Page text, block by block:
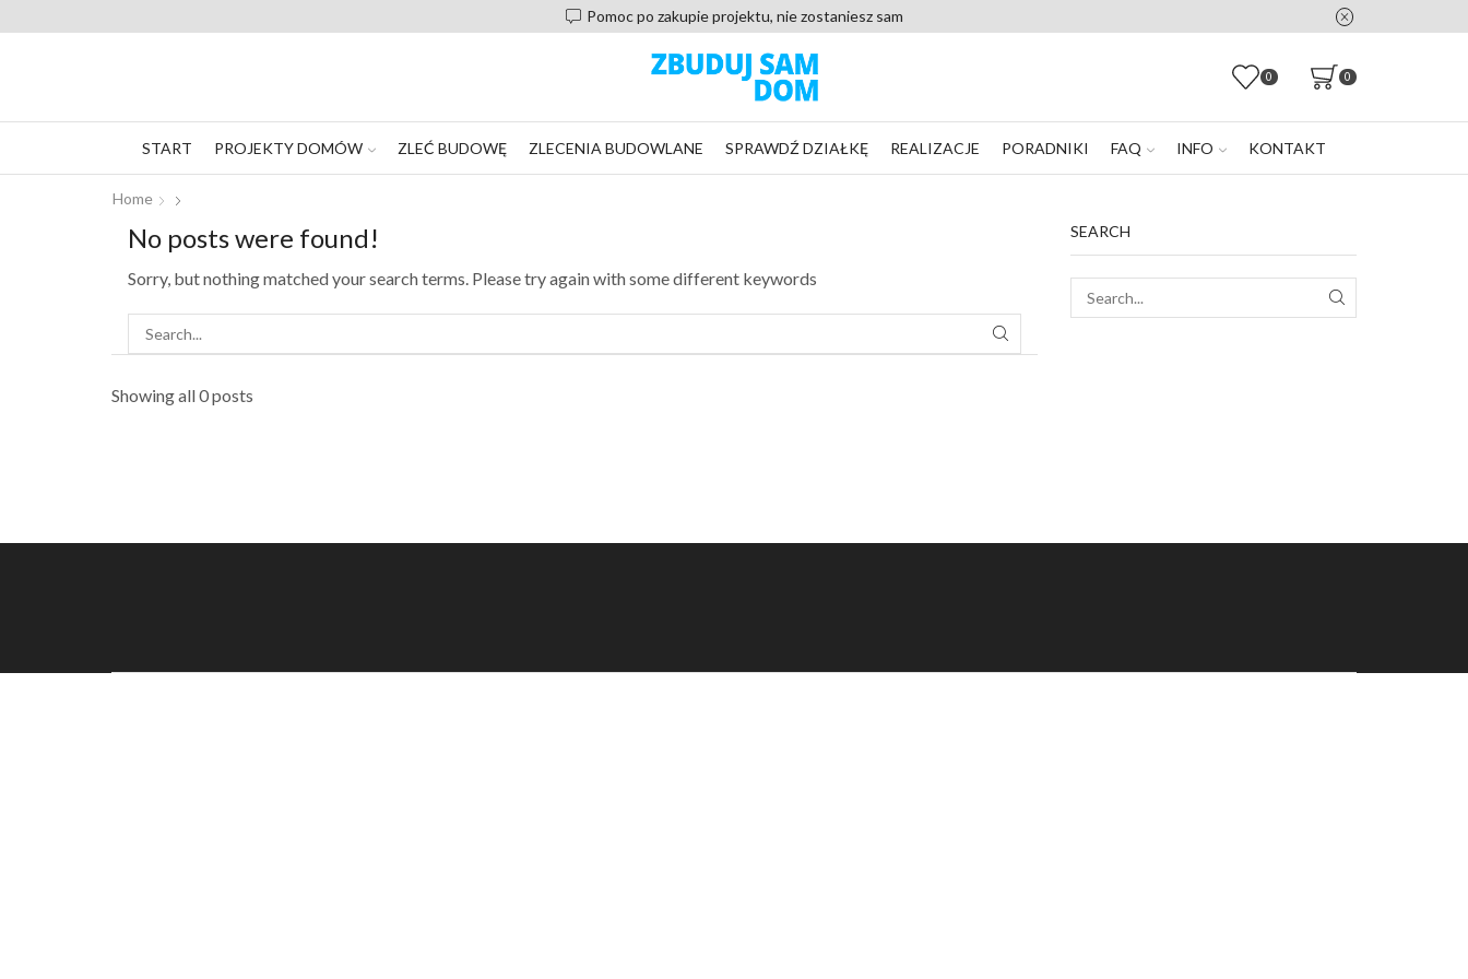
Pomoc po zakupie projektu, nie zostaniesz sam
0 0
START PROJEKTY DOMÓW ZLEĆ BUDOWĘ ZLECENIA BUDOWLANE SPRAWDŹ DZIAŁKĘ REALIZACJE PORADNIKI FAQ INFO KONTAKT
Home
No posts were found!
Sorry, but nothing matched your search terms. Please try again with some different keywords
SEARCH
Showing all 0 posts
SEARCH
SEARCH